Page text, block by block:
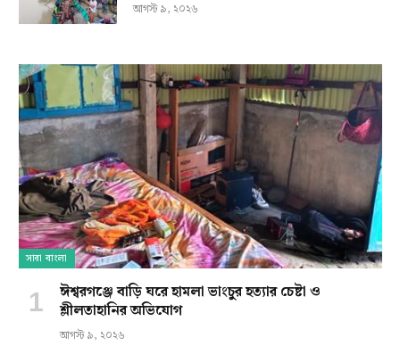
আগস্ট ৯, ২০২৬
সারা বাংলা
ঈশ্বরগঞ্জে বাড়ি ঘরে হামলা ভাংচুর হত্যার চেষ্টা ও
শ্লীলতাহানির অভিযোগ
আগস্ট ৯, ২০২৬